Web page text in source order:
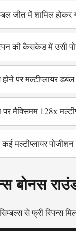
जीत में शामिल होकर
की कैसकेड में उसी
होने पर
मैक्सिमम 128x
मल्टीप्लायर
बोनस
से फ्री स्पिन्स